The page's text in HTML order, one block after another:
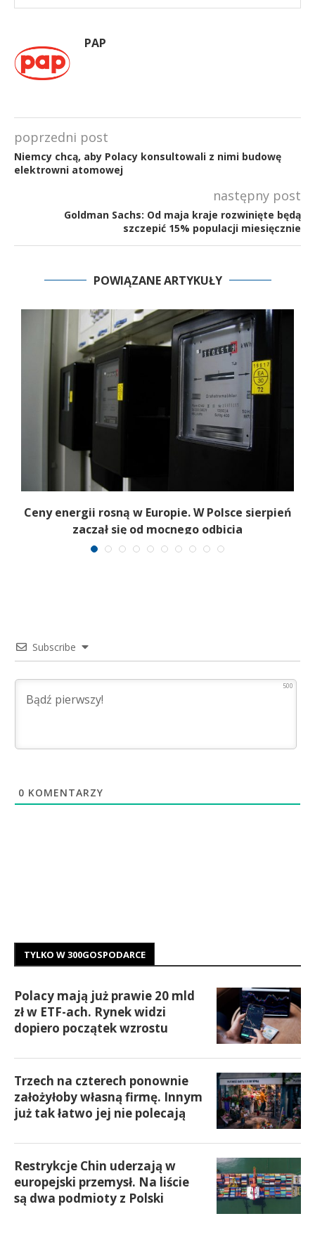
PAP
poprzedni post
Niemcy chcą, aby Polacy konsultowali z nimi budowę
elektrowni atomowej
następny post
Goldman Sachs: Od maja kraje rozwinięte będą
szczepić 15% populacji miesięcznie
POWIĄZANE ARTYKUŁY
Ceny energii rosną w Europie. W Polsce sierpień
zaczął się od mocnego odbicia
Subscribe
500
0 KOMENTARZY
TYLKO W 300GOSPODARCE
Polacy mają już prawie 20 mld
zł w ETF-ach. Rynek widzi
dopiero początek wzrostu
Trzech na czterech ponownie
założyłoby własną firmę. Innym
już tak łatwo jej nie polecają
Restrykcje Chin uderzają w
europejski przemysł. Na liście
są dwa podmioty z Polski